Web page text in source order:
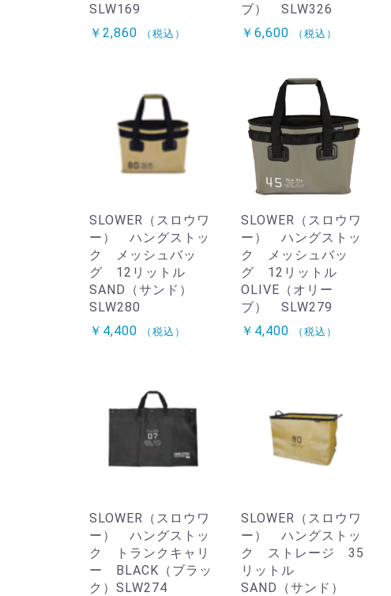
SLW169
￥2,860
（税込）
ブ） SLW326
￥6,600
（税込）
SLOWER（スロウワ
ー） ハングストッ
ク メッシュバッ
グ 12リットル
SAND（サンド）
SLW280
￥4,400
（税込）
SLOWER（スロウワ
ー） ハングストッ
ク メッシュバッ
グ 12リットル
OLIVE（オリー
ブ） SLW279
￥4,400
（税込）
SLOWER（スロウワ
ー） ハングストッ
ク トランクキャリ
ー BLACK（ブラッ
ク）SLW274
SLOWER（スロウワ
ー） ハングストッ
ク ストレージ 35
リットル
SAND（サンド）